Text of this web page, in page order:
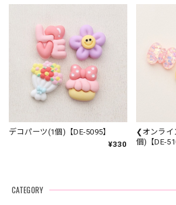
デコパーツ(1個)【DE-5095】
¥330
❮オンライ
個)【DE-
CATEGORY